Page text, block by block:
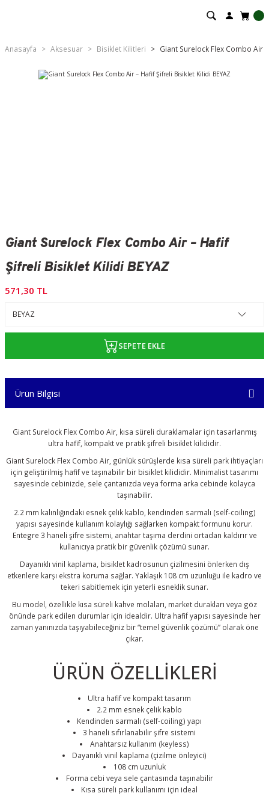
Anasayfa Aksesuar Bisiklet Kilitleri Giant Surelock Flex Combo Air
Giant Surelock Flex Combo Air – Hafif
Şifreli Bisiklet Kilidi BEYAZ
571,30 TL
SEPETE EKLE
Ürün Bilgisi
Giant Surelock Flex Combo Air, kısa süreli duraklamalar için tasarlanmış
ultra hafif, kompakt ve pratik şifreli bisiklet kilididir.
Giant Surelock Flex Combo Air, günlük sürüşlerde kısa süreli park ihtiyaçları
için geliştirilmiş hafif ve taşınabilir bir bisiklet kilididir. Minimalist tasarımı
sayesinde cebinizde, sele çantanızda veya forma arka cebinde kolayca
taşınabilir.
2.2 mm kalınlığındaki esnek çelik kablo, kendinden sarmalı (self-coiling)
yapısı sayesinde kullanım kolaylığı sağlarken kompakt formunu korur.
Entegre 3 haneli şifre sistemi, anahtar taşıma derdini ortadan kaldırır ve
kullanıcıya pratik bir güvenlik çözümü sunar.
Dayanıklı vinil kaplama, bisiklet kadrosunun çizilmesini önlerken dış
etkenlere karşı ekstra koruma sağlar. Yaklaşık 108 cm uzunluğu ile kadro ve
tekeri sabitlemek için yeterli esneklik sunar.
Bu model, özellikle kısa süreli kahve molaları, market durakları veya göz
önünde park edilen durumlar için idealdir. Ultra hafif yapısı sayesinde her
zaman yanınızda taşıyabileceğiniz bir “temel güvenlik çözümü” olarak öne
çıkar.
ÜRÜN ÖZELLİKLERİ
Ultra hafif ve kompakt tasarım
2.2 mm esnek çelik kablo
Kendinden sarmalı (self-coiling) yapı
3 haneli sıfırlanabilir şifre sistemi
Anahtarsız kullanım (keyless)
Dayanıklı vinil kaplama (çizilme önleyici)
108 cm uzunluk
Forma cebi veya sele çantasında taşınabilir
Kısa süreli park kullanımı için ideal